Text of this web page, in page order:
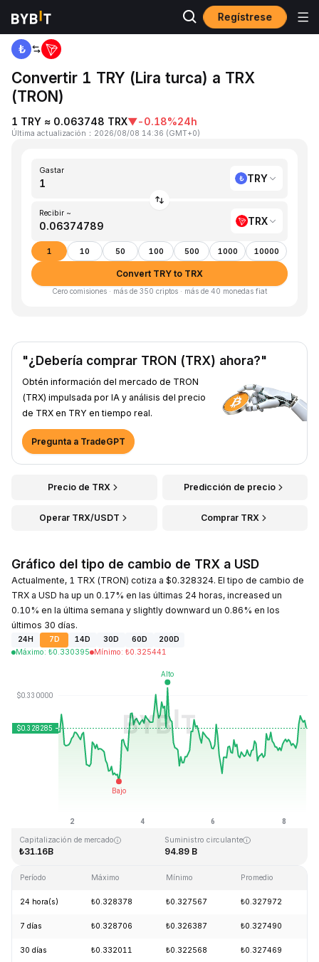
Regístrese
Inicio TRY to TRX
Convertir 1 TRY (Lira turca) a TRX
(TRON)
1 TRY ≈ 0.063748 TRX▼-0.18%24h
Última actualización ： 2026/08/08 14:36 (GMT+0)
Gastar
TRY
Recibir ~
TRX
1 10 50 100 500 1000 10000
Convert TRY to TRX
Cero comisiones · más de 350 criptos · más de 40 monedas fiat
"¿Debería comprar TRON (TRX) ahora?"
Obtén información del mercado de TRON
(TRX) impulsada por IA y análisis del precio
de TRX en TRY en tiempo real.
Pregunta a TradeGPT
Precio de TRX Predicción de precio
Operar TRX/USDT Comprar TRX
Gráfico del tipo de cambio de TRX a USD
Actualmente, 1 TRX (TRON) cotiza a $0.328324. El tipo de cambio de
TRX a USD ha up un 0.17% en las últimas 24 horas, increased un
0.10% en la última semana y slightly downward un 0.86% en los
últimos 30 días.
24H 7D 14D 30D 60D
200D
Máximo: ₺0.330395 Mínimo: ₺0.325441
Última actualización: 2026-08-08, 14:36 GMT+0
Capitalización de mercado
₺31.16B
Suministro circulante
94.89 B
Período Máximo Mínimo Promedio
24 hora(s) ₺0.328378 ₺0.327567 ₺0.327972
7 días ₺0.328706 ₺0.326387 ₺0.327490
30 días ₺0.332011 ₺0.322568 ₺0.327469